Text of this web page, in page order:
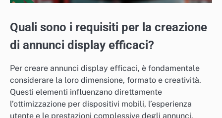
Quali sono i requisiti per la creazione
di annunci display efficaci?
Per creare annunci display efficaci, è fondamentale
considerare la loro dimensione, formato e creatività.
Questi elementi influenzano direttamente
l’ottimizzazione per dispositivi mobili, l’esperienza
utente e le prestazioni complessive degli annunci.